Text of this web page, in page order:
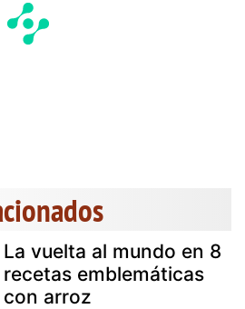
La vuelta al mundo en 8
recetas emblemáticas
con arroz